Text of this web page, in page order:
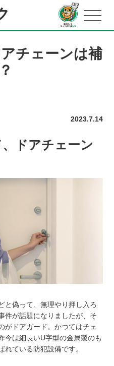
チェーンは補
2023.7.14
ドアチェーン
と偽って、無理やり押し入ろ
件が話題になりましたが、そ
がドアガード。かつてはチェ
今は細長いU字型の金属製のも
ている防犯設備です。